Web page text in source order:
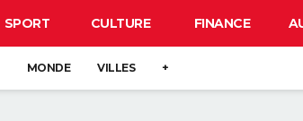
SPORT CULTURE FINANCE
MONDE VILLES +